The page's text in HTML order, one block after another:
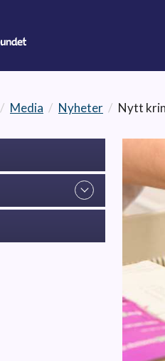
/ Media / Nyheter / Nytt